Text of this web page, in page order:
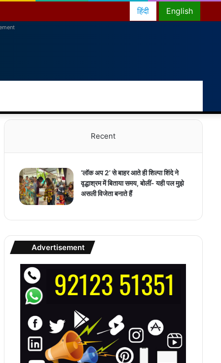
English
हिंदी
for
skin
Recent
‘लॉक अप 2’ से बाहर आते ही शिल्पा शिंदे ने
वृद्धाश्रम में बिताया समय, बोलीं- यही पल मुझे
असली विजेता बनाते हैं
Advertisement